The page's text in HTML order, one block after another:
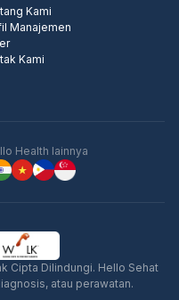
Kami
Manajemen
Kami
Health lainnya
Cipta Dilindungi. Hello Sehat
atau perawatan.